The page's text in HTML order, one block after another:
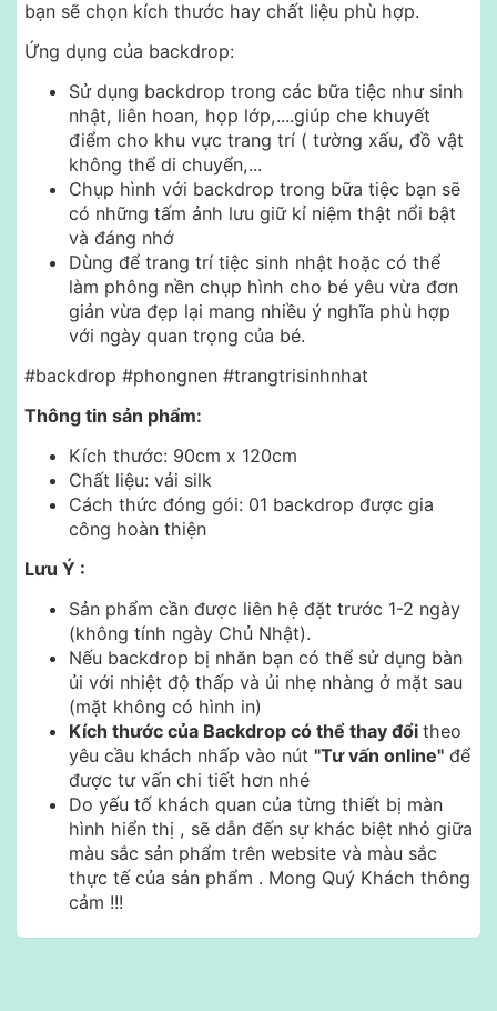
bạn sẽ chọn kích thước hay chất liệu phù hợp.
Ứng dụng của backdrop:
Sử dụng backdrop trong các bữa tiệc như sinh
nhật, liên hoan, họp lớp,....giúp che khuyết
điểm cho khu vực trang trí ( tường xấu, đồ vật
không thể di chuyển,...
Chụp hình với backdrop trong bữa tiệc bạn sẽ
có những tấm ảnh lưu giữ kỉ niệm thật nổi bật
và đáng nhớ
Dùng để trang trí tiệc sinh nhật hoặc có thể
làm phông nền chụp hình cho bé yêu vừa đơn
giản vừa đẹp lại mang nhiều ý nghĩa phù hợp
với ngày quan trọng của bé.
#backdrop #phongnen #trangtrisinhnhat
Thông tin sản phẩm:
Kích thước: 90cm x 120cm
Chất liệu: vải silk
Cách thức đóng gói: 01 backdrop được gia
công hoàn thiện
Lưu Ý :
Sản phẩm cần được liên hệ đặt trước 1-2 ngày
(không tính ngày Chủ Nhật).
Nếu backdrop bị nhăn bạn có thể sử dụng bàn
ủi với nhiệt độ thấp và ủi nhẹ nhàng ở mặt sau
(mặt không có hình in)
Kích thước của Backdrop có thể thay đổi theo
yêu cầu khách nhấp vào nút "Tư vấn online" để
được tư vấn chi tiết hơn nhé
Do yếu tố khách quan của từng thiết bị màn
hình hiển thị , sẽ dẫn đến sự khác biệt nhỏ giữa
màu sắc sản phẩm trên website và màu sắc
thực tế của sản phẩm . Mong Quý Khách thông
cảm !!!